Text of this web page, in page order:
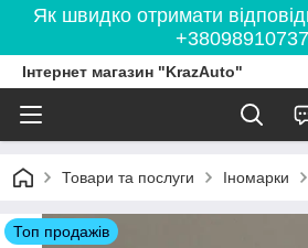
Як швидко отримати
Інтернет магазин "KrazAuto"
Товари та послуги Іномарки
Топ продажів